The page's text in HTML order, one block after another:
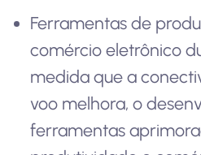
Ferramentas de
comércio eletrônico
medida que a
voo melhora, o
ferramentas